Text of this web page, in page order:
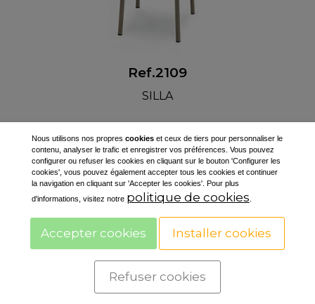
Ref.2109
SILLA
Ctra. N-II 454 km
Poligon industriel Galileo C / B
Nous utilisons nos propres cookieset ceux de tiers pour personnaliser le
contenu, analyser le trafic et enregistrer vos préférences. Vous pouvez
configurer ou refuser les cookies en cliquant sur le bouton 'Configurer les
cookies', vous pouvez également accepter tous les cookies et continuer
la navigation en cliquant sur 'Accepter les cookies'. Pour plus
d'informations, visitez notre politique de cookies
Accepter cookies Installer cookies
Refuser cookies